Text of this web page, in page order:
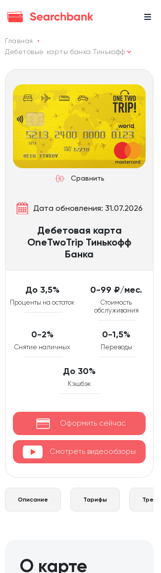
Главная
Дебетовые карты банка Тинькофф
Сравнить
Дата обновления: 31.07.2026
Дебетовая карта
OneTwoTrip Тинькофф
Банка
До 3,5%
Проценты на остаток
0-99 ₽/мес.
Стоимость
обслуживания
0-2%
Снятие наличных
0-1,5%
Переводы
До 30%
Кэшбэк
Оформить сейчас
Смотреть видеообзоры
Описание Тарифы
О карте